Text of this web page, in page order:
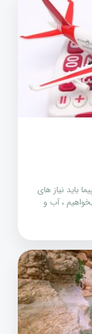
باید نیاز های
، آب و